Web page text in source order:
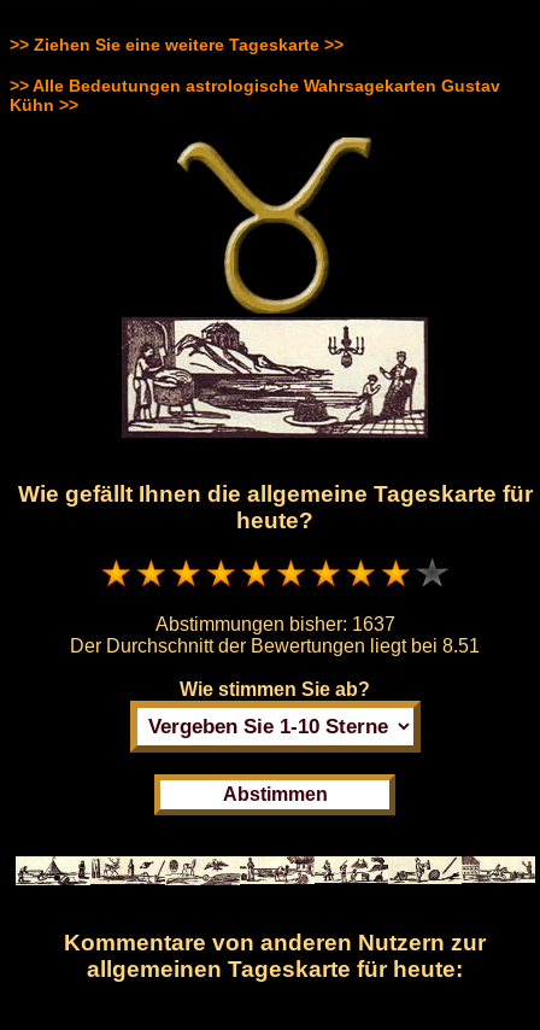
>> Ziehen Sie eine weitere Tageskarte >>
>> Alle Bedeutungen astrologische Wahrsagekarten Gustav
Kühn >>
Wie gefällt Ihnen die allgemeine Tageskarte für
heute?
Abstimmungen bisher: 1637
Der Durchschnitt der Bewertungen liegt bei 8.51
Wie stimmen Sie ab?
Kommentare von anderen Nutzern zur
allgemeinen Tageskarte für heute: